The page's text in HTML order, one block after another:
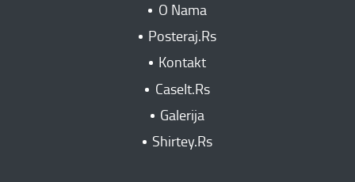
O Nama
Posteraj.Rs
Kontakt
CaseIt.Rs
Galerija
Shirtey.Rs